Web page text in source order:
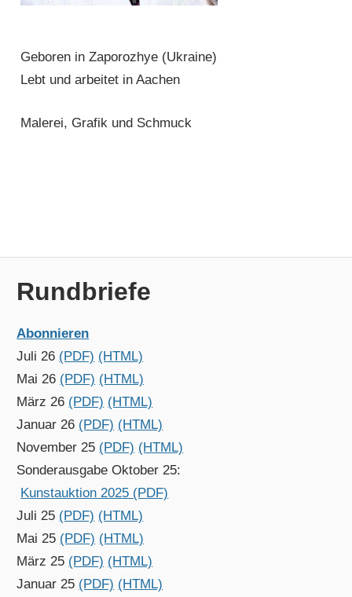
Geboren in Zaporozhye (Ukraine)
Lebt und arbeitet in Aachen
Malerei, Grafik und Schmuck
Rundbriefe
Abonnieren
Juli 26 (PDF) (HTML)
Mai 26 (PDF) (HTML)
März 26 (PDF) (HTML)
Januar 26 (PDF) (HTML)
November 25 (PDF) (HTML)
Sonderausgabe Oktober 25:
Kunstauktion 2025 (PDF)
Juli 25 (PDF) (HTML)
Mai 25 (PDF) (HTML)
März 25 (PDF) (HTML)
Januar 25 (PDF) (HTML)